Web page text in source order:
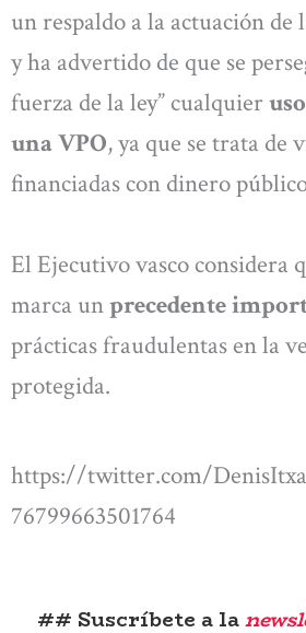
un respaldo a la actuación
y ha advertido de que se
fuerza de la ley” cualquier
una VPO, ya que se trata de
financiadas con dinero
El Ejecutivo vasco considera
marca unprecedente
prácticas fraudulentas en la
protegida.
https://twitter.com/
76799663501764
## Suscríbete a la